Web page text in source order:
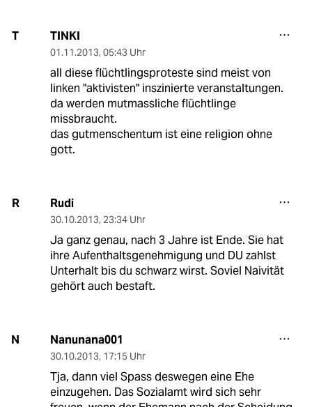
T TINKI
01.11.2013, 05:43 Uhr
all diese flüchtlingsproteste sind meist von
linken "aktivisten" inszinierte veranstaltungen.
da werden mutmassliche flüchtlinge
missbraucht.
das gutmenschentum ist eine religion ohne
gott.
R Rudi
30.10.2013, 23:34 Uhr
Ja ganz genau, nach 3 Jahre ist Ende. Sie hat
ihre Aufenthaltsgenehmigung und DU zahlst
Unterhalt bis du schwarz wirst. Soviel Naivität
gehört auch bestaft.
N Nanunana001
30.10.2013, 17:15 Uhr
Tja, dann viel Spass deswegen eine Ehe
einzugehen. Das Sozialamt wird sich sehr